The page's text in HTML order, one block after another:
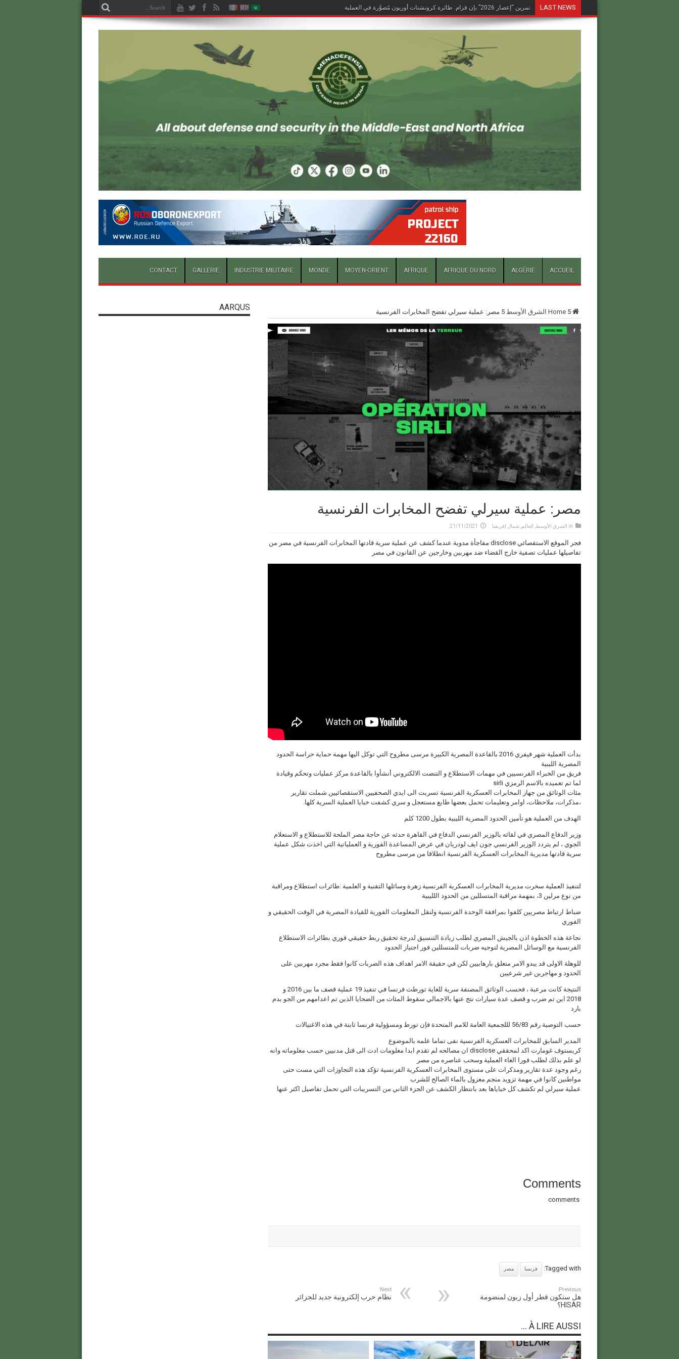
LAST NEWS الحرب في أوكرانيا وامتدادها الحتمي نحو أفريقيا
ACCUEIL
ALGÉRIE
AFRIQUE DU NORD
AFRIQUE
MOYEN-ORIENT
MONDE
INDUSTRIE MILITAIRE
GALLERIE
CONTACT
Home5 الشرق الأوسط 5 مصر: عملية سيرلي تفضح المخابرات الفرنسية
مصر: عملية سيرلي تفضح المخابرات الفرنسية
in الشرق الأوسط العالم ,شمال إفريقيا 21/11/2021
فجر الموقع الاستقصائي disclose مفاجأة مدوية عندما كشف عن عملية سرية قادتها المخابرات الفرنسية في مصر من
تفاصيلها عمليات تصفية خارج القضاء ضد مهربين وخارجين عن القانون في مصر
بدأت العملية شهر فيفري 2016 بالقاعدة المصرية الكبيرة مرسى مطروح التي توكل اليها مهمة حماية حراسة الحدود
المصرية الليبية
فريق من الخبراء الفرنسيين في مهمات الاستطلاع و التنصت الالكتروني أنشأوا بالقاعدة مركز عمليات وتحكم وقيادة
لما تم تعميده بالاسم الرمزي sirli
مئات الوثائق من جهاز المخابرات العسكرية الفرنسية تسربت الى ايدي الصحفيين الاستقصائيين شملت تقارير
،مذكرات، ملاحظات، اوامر وتعليمات تحمل بعضها طابع مستعجل و سري كشفت خبايا العملية السرية كلها.
الهدف من العملية هو تأمين الحدود المصرية الليبية بطول 1200 كلم
وزير الدفاع المصري في لقائه بالوزير الفرنسي الدفاع في القاهرة حدثه عن حاجة مصر الملحة للاستطلاع و الاستعلام
الجوي ، لم يتردد الوزير الفرنسي جون ايف لودريان في عرض المساعدة الفورية و العملياتية التي اخذت شكل عملية
سرية قادتها مديرية المخابرات العسكرية الفرنسية انطلاقا من مرسى مطروح
لتنفيذ العملية سخرت مديرية المخابرات العسكرية الفرنسية زهرة وسائلها التقنية و العلمية :طائرات استطلاع ومراقبة
من نوع مرلين 3، بمهمة مراقبة المتسللين من الحدود اللليبية
ضباط ارتباط مصريين كلفوا بمرافقة الوحدة الفرنسية ولنقل المعلومات الفورية للقيادة المصرية في الوقت الحقيقي و
الفوري
نجاعة هذه الخطوة اذن بالجيش المصري لطلب زيادة التنسيق لدرجة تحقيق ربط حقيقي فوري بطائرات الاستطلاع
الفرنسية مع الوسائل المصرية لتوجيه ضربات للمتسللين فور اجتياز الحدود
للوهلة الاولى قد يبدو الامر متعلق بارهابيين لكن في حقيقة الامر اهداف هذه الضربات كانوا فقط مجرد مهربين على
الحدود و مهاجرين غير شرعيين
النتيجة كانت مرعبة ، فحسب الوثائق المصنفة سرية للغاية تورطت فرنسا في تنفيذ 19 عملية قصف ما بين 2016 و
2018 اين تم ضرب و قصف عدة سيارات نتج عنها بالاجمالي سقوط المئات من الضحايا الذين تم اعدامهم من الجو بدم
بارد
حسب التوصية رقم 56/83 لللجمعية العامة للامم المتحدة فإن تورط ومسؤولية فرنسا ثابتة في هذه الاغتيالات
المدير السابق للمخابرات العسكرية الفرنسية نفى تماما علمه بالموضوع
كريستوف غومارت اكد لمحققي disclose ان مصالحه لم تقدم ابدا معلومات ادت الى قتل مدنيين حسب معلوماته وانه
لو علم بذلك لطلب فورا الغاء العملية وسحب عناصره من مصر
رغم وجود عدة تقارير ومذكرات على مستوى المخابرات العسكرية الفرنسية تؤكد هذه التجاوزات التي مست حتى
مواطنين كانوا في مهمة تزويد منجم معزول بالماء الصالح للشرب
عملية سيرلي لم تكشف كل خباياها بعد بانتظار الكشف عن الجزء الثاني من التسريبات التي تحمل تفاصيل اكثر عنها
Comments
comments
Tagged with: فرنسا مصر
Previous:
هل ستكون قطر أول زبون لمنضومة
HISAR؟
Next:
نظام حرب إلكترونية جديد للجزائر
À LIRE AUSSI ...
AARQUS